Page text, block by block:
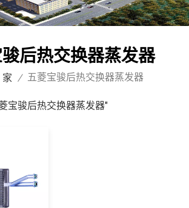
后热交换器蒸发器
家 / 五菱宝骏后热交换器蒸发器
宝骏后热交换器蒸发器"